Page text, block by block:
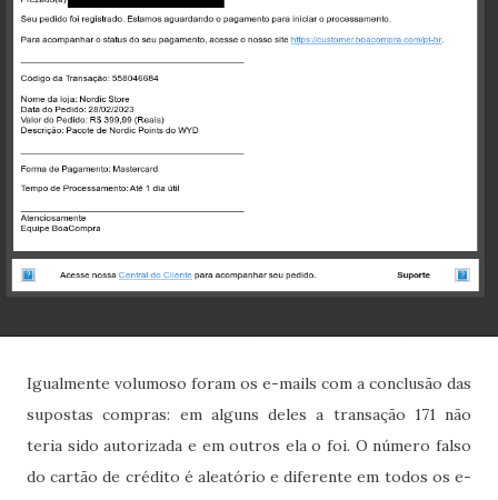
Igualmente volumoso foram os e-mails com a conclusão das
supostas compras: em alguns deles a transação 171 não
teria sido autorizada e em outros ela o foi. O número falso
do cartão de crédito é aleatório e diferente em todos os e-